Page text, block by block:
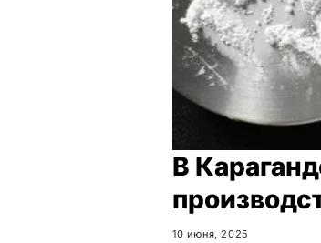
В
10 июня, 2025